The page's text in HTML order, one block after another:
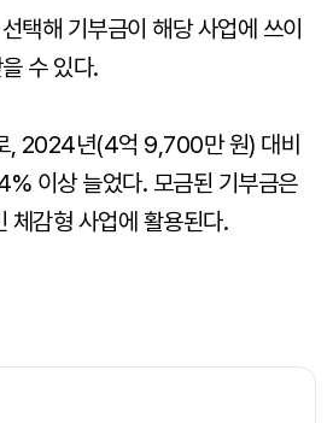
택해 기부금이 해당 사업에 쓰이
수 있다.
, 2024년(4억 9,700만 원) 대비
이상 늘었다. 모금된 기부금은
체감형 사업에 활용된다.